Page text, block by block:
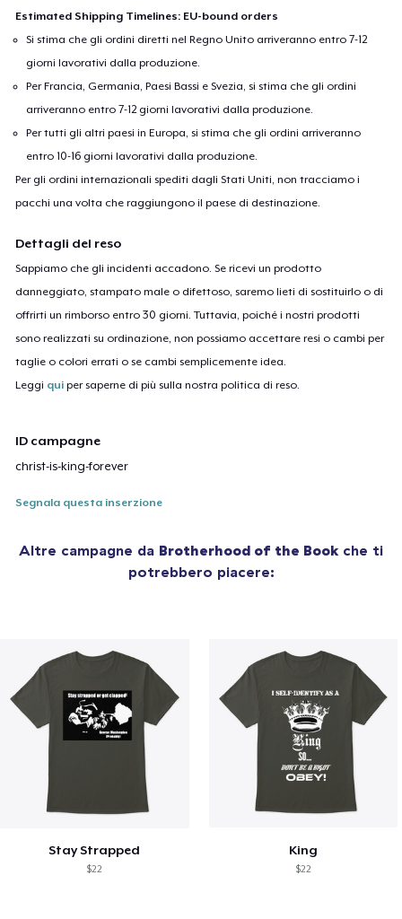
Estimated Shipping Timelines: EU-bound orders
Si stima che gli ordini diretti nel Regno Unito arriveranno entro 7-12
giorni lavorativi dalla produzione.
Per Francia, Germania, Paesi Bassi e Svezia, si stima che gli ordini
arriveranno entro 7-12 giorni lavorativi dalla produzione.
Per tutti gli altri paesi in Europa, si stima che gli ordini arriveranno
entro 10-16 giorni lavorativi dalla produzione.
Per gli ordini internazionali spediti dagli Stati Uniti, non tracciamo i
pacchi una volta che raggiungono il paese di destinazione.
Dettagli del reso
Sappiamo che gli incidenti accadono. Se ricevi un prodotto
danneggiato, stampato male o difettoso, saremo lieti di sostituirlo o di
offrirti un rimborso entro 30 giorni. Tuttavia, poiché i nostri prodotti
sono realizzati su ordinazione, non possiamo accettare resi o cambi per
taglie o colori errati o se cambi semplicemente idea.
Leggi qui per saperne di più sulla nostra politica di reso.
ID campagne
christ-is-king-forever
Segnala questa inserzione
Altre campagne da Brotherhood of the Book che ti
potrebbero piacere:
Stay Strapped
$22
King
$22